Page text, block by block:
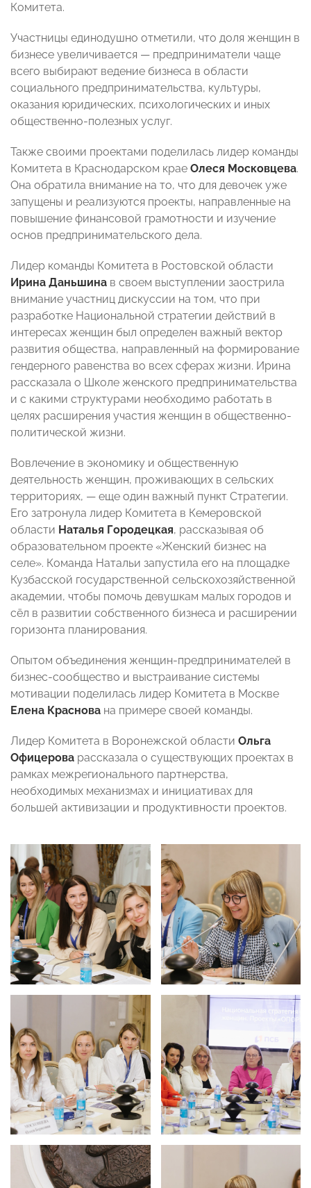
Комитета.
Участницы единодушно отметили, что доля женщин в
бизнесе увеличивается — предприниматели чаще
всего выбирают ведение бизнеса в области
социального предпринимательства, культуры,
оказания юридических, психологических и иных
общественно-полезных услуг.
Также своими проектами поделилась лидер команды
Комитета в Краснодарском крае Олеся Московцева.
Она обратила внимание на то, что для девочек уже
запущены и реализуются проекты, направленные на
повышение финансовой грамотности и изучение
основ предпринимательского дела.
Лидер команды Комитета в Ростовской области
Ирина Даньшина в своем выступлении заострила
внимание участниц дискуссии на том, что при
разработке Национальной стратегии действий в
интересах женщин был определен важный вектор
развития общества, направленный на формирование
гендерного равенства во всех сферах жизни. Ирина
рассказала о Школе женского предпринимательства
и с какими структурами необходимо работать в
целях расширения участия женщин в общественно-
политической жизни.
Вовлечение в экономику и общественную
деятельность женщин, проживающих в сельских
территориях, — еще один важный пункт Стратегии.
Его затронула лидер Комитета в Кемеровской
области Наталья Городецкая, рассказывая об
образовательном проекте «Женский бизнес на
селе». Команда Натальи запустила его на площадке
Кузбасской государственной сельскохозяйственной
академии, чтобы помочь девушкам малых городов и
сёл в развитии собственного бизнеса и расширении
горизонта планирования.
Опытом объединения женщин-предпринимателей в
бизнес-сообщество и выстраивание системы
мотивации поделилась лидер Комитета в Москве
Елена Краснова на примере своей команды.
Лидер Комитета в Воронежской области Ольга
Офицерова рассказала о существующих проектах в
рамках межрегионального партнерства,
необходимых механизмах и инициативах для
большей активизации и продуктивности проектов.